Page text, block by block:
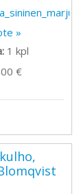
»
1 kpl
€